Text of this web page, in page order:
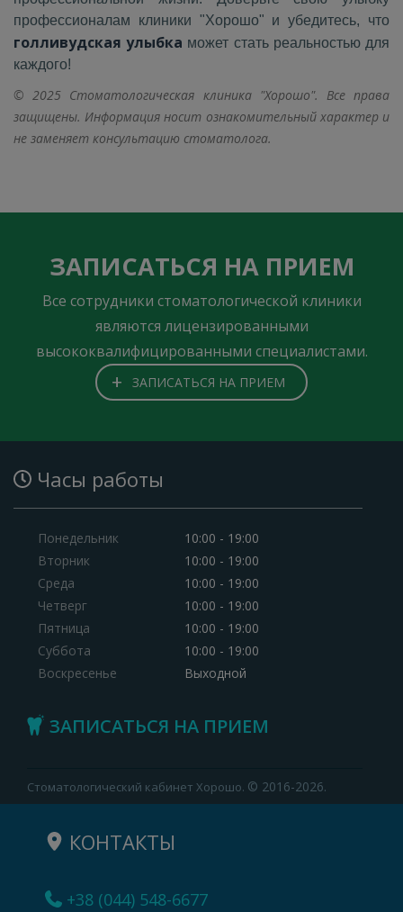
профессионалам клиники "Хорошо" и убедитесь, что
голливудская улыбка может стать реальностью для
каждого!
© 2025 Стоматологическая клиника "Хорошо". Все права
защищены. Информация носит ознакомительный характер и
не заменяет консультацию стоматолога.
ЗАПИСАТЬСЯ НА ПРИЕМ
Все сотрудники стоматологической клиники
являются лицензированными
высококвалифицированными специалистами.
+ ЗАПИСАТЬСЯ НА ПРИЕМ
Часы работы
Понедельник
Вторник
Среда
Четверг
Пятница
Суббота
Воскресенье
10:00 - 19:00
10:00 - 19:00
10:00 - 19:00
10:00 - 19:00
10:00 - 19:00
10:00 - 19:00
Выходной
ЗАПИСАТЬСЯ НА ПРИЕМ
Стоматологический кабинет Хорошо. © 2016-2026.
КОНТАКТЫ
+38 (044) 548-6677